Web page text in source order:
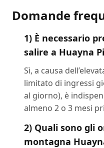
Domande
1) È necessario
salire a Huayna
Sì, a causa
limitato di ingressi
al giorno), è
almeno 2 o 3 mesi
2) Quali sono gli
montagna